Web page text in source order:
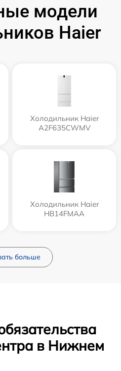
модели
Haier
Холодильник Haier
A2F635CWMV
Холодильник Haier
HB14FMAA
больше
в Нижнем